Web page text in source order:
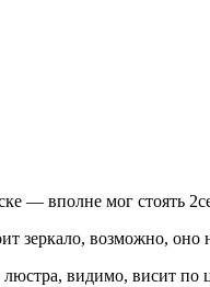
— вполне мог стоять
зеркало, возможно, оно
видимо, висит